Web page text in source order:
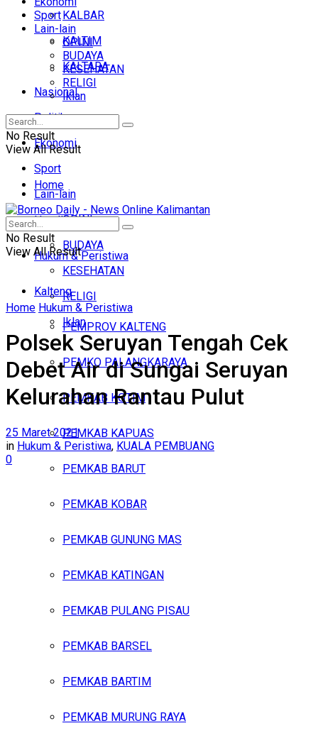
KALBAR
KALTIM
KALTARA
Nasional
Politik
Ekonomi
Sport
Lain-lain
OPINI
BUDAYA
KESEHATAN
RELIGI
Iklan
Minggu, Agustus 9, 2026
Sport
Lain-lain
OPINI
BUDAYA
KESEHATAN
RELIGI
Iklan
No Result
View All Result
Home
Headline
Hukum & Peristiwa
Kalteng
PEMPROV KALTENG
PEMKO PALANGKARAYA
PEMKAB KOTIM
PEMKAB KAPUAS
PEMKAB BARUT
PEMKAB KOBAR
PEMKAB GUNUNG MAS
PEMKAB KATINGAN
PEMKAB PULANG PISAU
PEMKAB BARSEL
PEMKAB BARTIM
PEMKAB MURUNG RAYA
No Result
View All Result
Home Hukum & Peristiwa
Polsek Seruyan Tengah Cek
Debet Air di Sungai Seruyan
Kelurahan Rantau Pulut
25 Maret 2021
in Hukum & Peristiwa, KUALA PEMBUANG
0